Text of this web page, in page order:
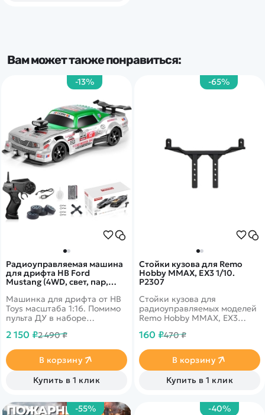
Вам может также понравиться:
-65%
Стойки кузова для Remo
Hobby MMAX, EX3 1/10.
P2307
Стойки кузова для
радиоуправляемых моделей
Remo Hobby MMAX, EX3
160 ₽470 ₽
В корзину
Купить в 1 клик
-13%
Радиоуправляемая машина
для дрифта HB Ford
Mustang (4WD, свет, пар,
Машинка для дрифта от HB
Toys масштаба 1:16. Помимо
пульта ДУ в наборе
колеса, ключ для смены
и аккумулятор. Из
выхлопной трубы можно
активировать спрей-пар, а
фары светятся во время
серый с зелёным.
2 150 ₽2 490 ₽
В корзину
Купить в 1 клик
-55% -40%